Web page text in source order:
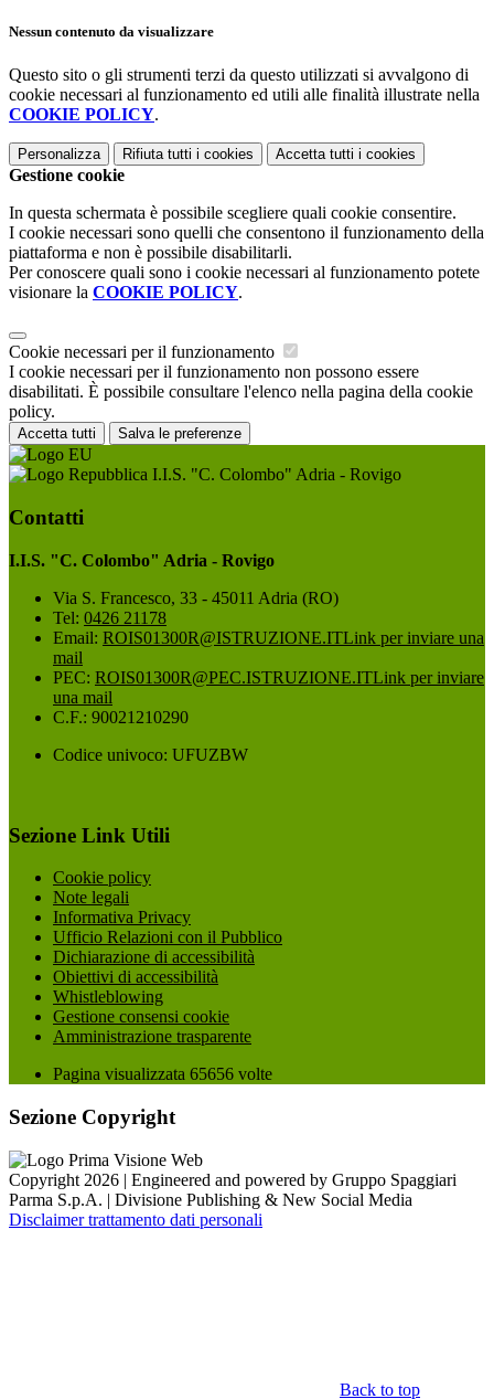
Nessun contenuto da visualizzare
Questo sito o gli strumenti terzi da questo utilizzati si avvalgono di
cookie necessari al funzionamento ed utili alle finalità illustrate nella
COOKIE POLICY.
Personalizza Rifiuta tutti i cookies Accetta tutti i cookies
Gestione cookie
In questa schermata è possibile scegliere quali cookie consentire.
I cookie necessari sono quelli che consentono il funzionamento della
piattaforma e non è possibile disabilitarli.
Per conoscere quali sono i cookie necessari al funzionamento potete
visionare la COOKIE POLICY.
Cookie necessari per il funzionamento
I cookie necessari per il funzionamento non possono essere
disabilitati. È possibile consultare l'elenco nella pagina della cookie
policy.
Accetta tutti Salva le preferenze
I.I.S. "C. Colombo" Adria - Rovigo
Contatti
I.I.S. "C. Colombo" Adria - Rovigo
Via S. Francesco, 33 - 45011 Adria (RO)
Tel: 0426 21178
Email: ROIS01300R@ISTRUZIONE.ITLink per inviare una
mail
PEC: ROIS01300R@PEC.ISTRUZIONE.ITLink per inviare
una mail
C.F.: 90021210290
Codice univoco: UFUZBW
Sezione Link Utili
Cookie policy
Note legali
Informativa Privacy
Ufficio Relazioni con il Pubblico
Dichiarazione di accessibilità
Obiettivi di accessibilità
Whistleblowing
Gestione consensi cookie
Amministrazione trasparente
Pagina visualizzata 65656 volte
Sezione Copyright
Copyright 2026 | Engineered and powered by Gruppo Spaggiari
Parma S.p.A. | Divisione Publishing & New Social Media
Disclaimer trattamento dati personali
Back to top